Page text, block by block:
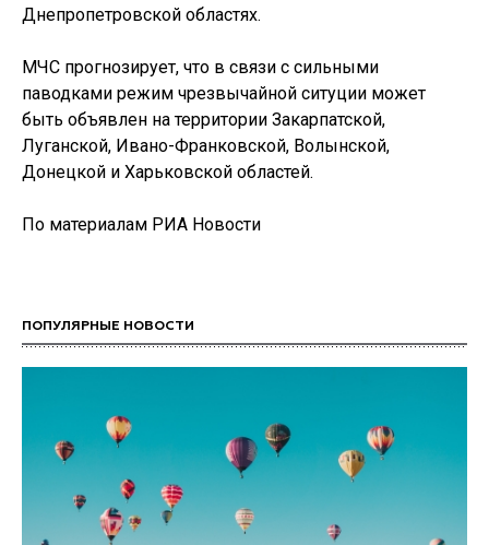
Днепропетровской областях.
МЧС прогнозирует, что в связи с сильными
паводками режим чрезвычайной ситуции может
быть объявлен на территории Закарпатской,
Луганской, Ивано-Франковской, Волынской,
Донецкой и Харьковской областей.
По материалам РИА Новости
ПОПУЛЯРНЫЕ НОВОСТИ